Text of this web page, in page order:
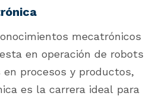
mecatrónicos
en operación de robots
en procesos y productos,
es la carrera ideal para